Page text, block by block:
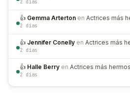
2 días
👍 Gemma Arterton en Actrices más
2 días
👍 Jennifer Conelly en Actrices más
2 días
👍 Halle Berry en Actrices más
2 días